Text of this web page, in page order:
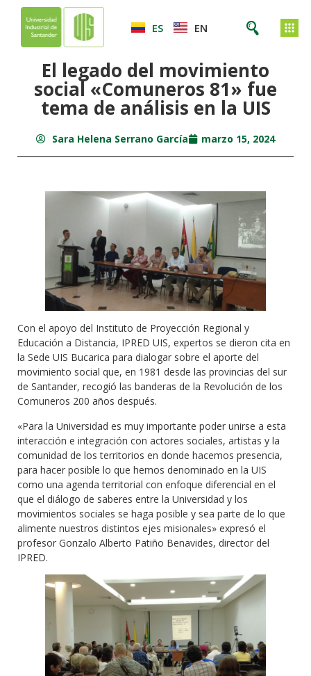
ES EN
El legado del movimiento
social «Comuneros 81» fue
tema de análisis en la UIS
Sara Helena Serrano García marzo 15, 2024
Con el apoyo del Instituto de Proyección Regional y
Educación a Distancia, IPRED UIS, expertos se dieron cita en
la Sede UIS Bucarica para dialogar sobre el aporte del
movimiento social que, en 1981 desde las provincias del sur
de Santander, recogió las banderas de la Revolución de los
Comuneros 200 años después.
«Para la Universidad es muy importante poder unirse a esta
interacción e integración con actores sociales, artistas y la
comunidad de los territorios en donde hacemos presencia,
para hacer posible lo que hemos denominado en la UIS
como una agenda territorial con enfoque diferencial en el
que el diálogo de saberes entre la Universidad y los
movimientos sociales se haga posible y sea parte de lo que
alimente nuestros distintos ejes misionales» expresó el
profesor Gonzalo Alberto Patiño Benavides, director del
IPRED.